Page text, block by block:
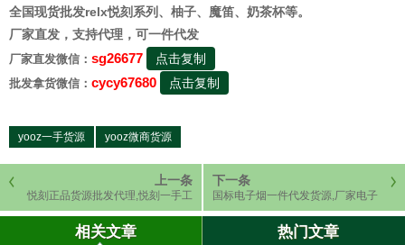
全国现货批发relx悦刻系列、柚子、魔笛、奶茶杯等。
厂家直发，支持代理，可一件代发
厂家直发微信： sg26677 点击复制
批发拿货微信： cycy67680 点击复制
yooz一手货源 yooz微商货源
上一条
悦刻正品货源批发代理,悦刻一手工
下一条
国标电子烟一件代发货源,厂家电子
相关文章 热门文章